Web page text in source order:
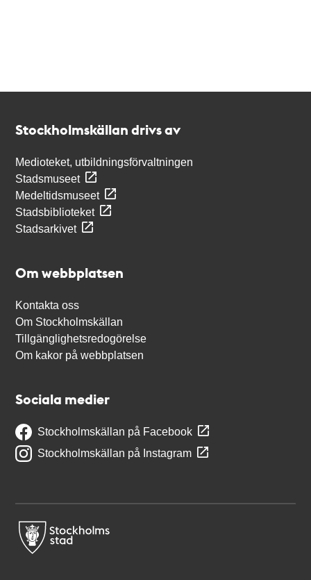
Stockholmskällan drivs av
Medioteket, utbildningsförvaltningen
Stadsmuseet
Medeltidsmuseet
Stadsbiblioteket
Stadsarkivet
Om webbplatsen
Kontakta oss
Om Stockholmskällan
Tillgänglighetsredogörelse
Om kakor på webbplatsen
Sociala medier
Stockholmskällan på Facebook
Stockholmskällan på Instagram